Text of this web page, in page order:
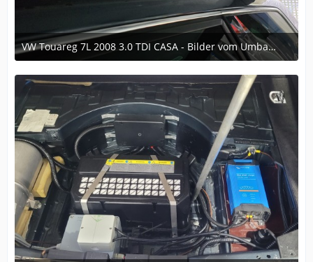
VW Touareg 7L 2008 3.0 TDI CASA - Bilder vom Umbau im laufe der Zeit
6. Dezember 2024 um 16:35